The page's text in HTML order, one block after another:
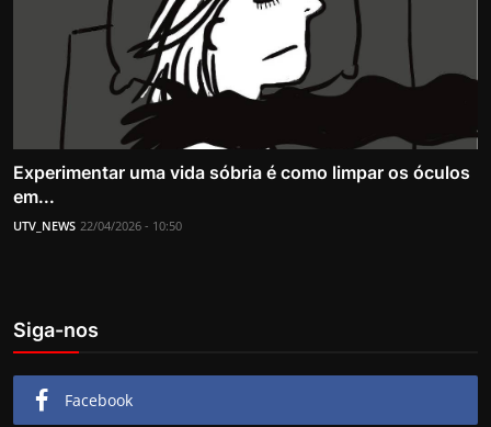
Experimentar uma vida sóbria é como limpar os óculos
em...
UTV_NEWS 22/04/2026 - 10:50
Siga-nos
Facebook